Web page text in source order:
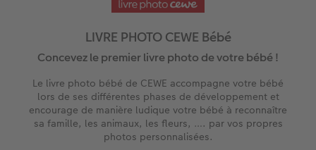
Livre photo Carré
Livre photo A5 Paysage
Album photo lin ou cuir
Thèmes d'albums photo
Tirage photo carrés
Tirage photo rétro
Poster photo
Agrandissement photo
Photo sous plexi
Photo sur carton mousse
Cadres photo
Pêle-mêle photo
Boule à neige personnalisée
E-carte cadeau PHOTO E.Leclerc
Jeux personnalisés
Décoration personnalisée
Carte remerciement
Cartes évènement avec rabat
Faire-part avec photo détachable
E.Leclerc
LIVRE PHOTO CEWE Bébé
Concevez le premier livre photo de votre bébé !
Le livre photo bébé de CEWE accompagne votre bébé
lors de ses différentes phases de développement et
encourage de manière ludique votre bébé à reconnaître
sa famille, les animaux, les fleurs, …. par vos propres
photos personnalisées.